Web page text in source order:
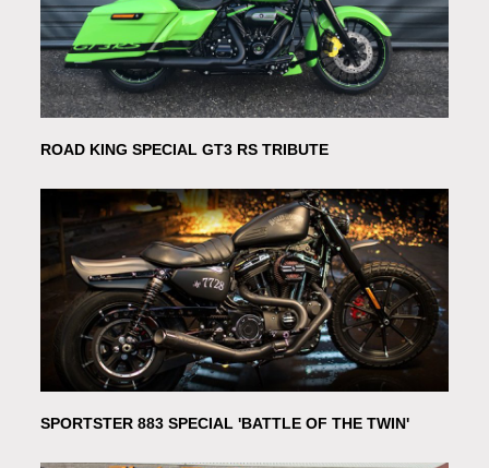
ROAD KING SPECIAL GT3 RS TRIBUTE
SPORTSTER 883 SPECIAL 'BATTLE OF THE TWIN'